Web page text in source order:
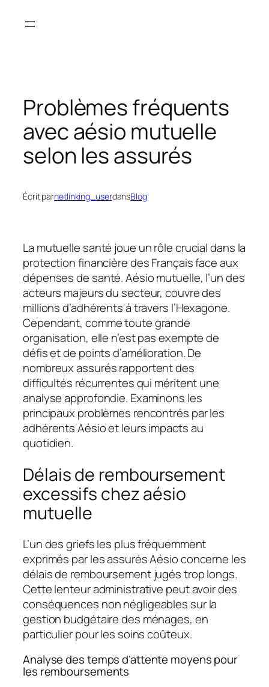
Problèmes fréquents
avec aésio mutuelle
selon les assurés
Écrit parnetlinking_userdansBlog
La mutuelle santé joue un rôle crucial dans la
protection financière des Français face aux
dépenses de santé. Aésio mutuelle, l’un des
acteurs majeurs du secteur, couvre des
millions d’adhérents à travers l’Hexagone.
Cependant, comme toute grande
organisation, elle n’est pas exempte de
défis et de points d’amélioration. De
nombreux assurés rapportent des
difficultés récurrentes qui méritent une
analyse approfondie. Examinons les
principaux problèmes rencontrés par les
adhérents Aésio et leurs impacts au
quotidien.
Délais de remboursement
excessifs chez aésio
mutuelle
L’un des griefs les plus fréquemment
exprimés par les assurés Aésio concerne les
délais de remboursement jugés trop longs.
Cette lenteur administrative peut avoir des
conséquences non négligeables sur la
gestion budgétaire des ménages, en
particulier pour les soins coûteux.
Analyse des temps d’attente moyens pour
les remboursements